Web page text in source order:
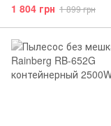
1 804 грн 1 899 грн